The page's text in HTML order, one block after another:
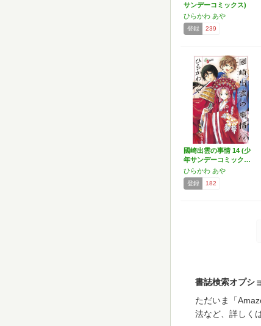
サンデーコミックス)
ひらかわ あや
登録 239
國崎出雲の事情 14 (少
年サンデーコミック…
ひらかわ あや
登録 182
書誌検索オプシ
ただいま「
法など、詳しく